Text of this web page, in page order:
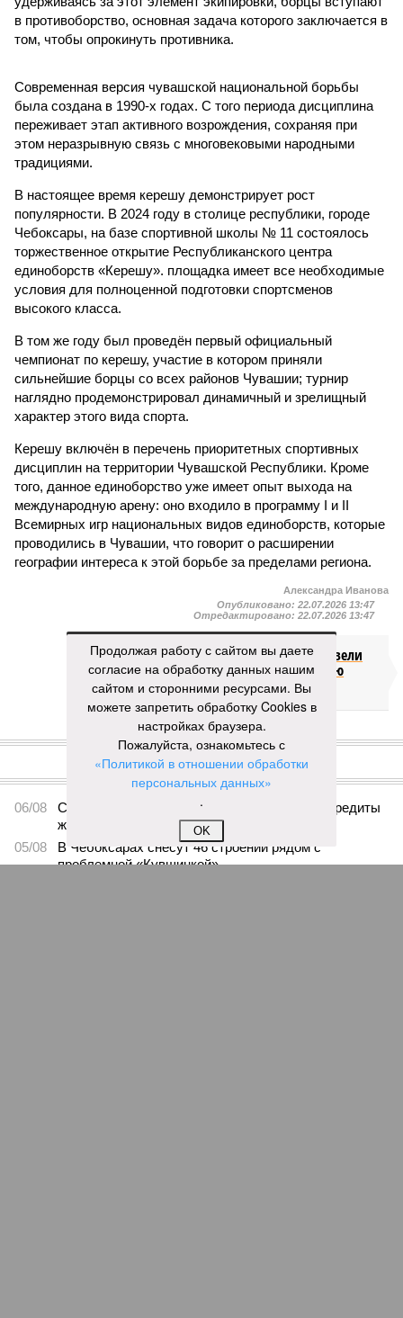
в противоборство, основная задача которого заключается в
том, чтобы опрокинуть противника.
Современная версия чувашской национальной борьбы
была создана в 1990-х годах. С того периода дисциплина
переживает этап активного возрождения, сохраняя при
этом неразрывную связь с многовековыми народными
традициями.
В настоящее время керешу демонстрирует рост
популярности. В 2024 году в столице республики, городе
Чебоксары, на базе спортивной школы № 11 состоялось
торжественное открытие Республиканского центра
единоборств «Керешу». площадка имеет все необходимые
условия для полноценной подготовки спортсменов
высокого класса.
В том же году был проведён первый официальный
чемпионат по керешу, участие в котором приняли
сильнейшие борцы со всех районов Чувашии; турнир
наглядно продемонстрировал динамичный и зрелищный
характер этого вида спорта.
Керешу включён в перечень приоритетных спортивных
дисциплин на территории Чувашской Республики. Кроме
того, данное единоборство уже имеет опыт выхода на
международную арену: оно входило в программу I и II
Всемирных игр национальных видов единоборств, которые
проводились в Чувашии, что говорит о расширении
географии интереса к этой борьбе за пределами региона.
Александра Иванова
Опубликовано: 22.07.2026 13:47
Отредактировано: 22.07.2026 13:47
Власти провели
реорганизацию
двух больниц
КОММЕНТАРИИ 0
ПОСЛЕДНИЕ НОВОСТИ
06/08
Суд аннулировал ошибочно оформленные кредиты
жителя Чебоксар
05/08
В Чебоксарах снесут 46 строений рядом с
проблемной «Кувшинкой»
Продолжая работу с сайтом вы даете
согласие на обработку данных нашим
сайтом и сторонними ресурсами. Вы
можете запретить обработку Cookies в
настройках браузера.
Пожалуйста, ознакомьтесь с
«Политикой в отношении обработки
персональных данных»
.
OK